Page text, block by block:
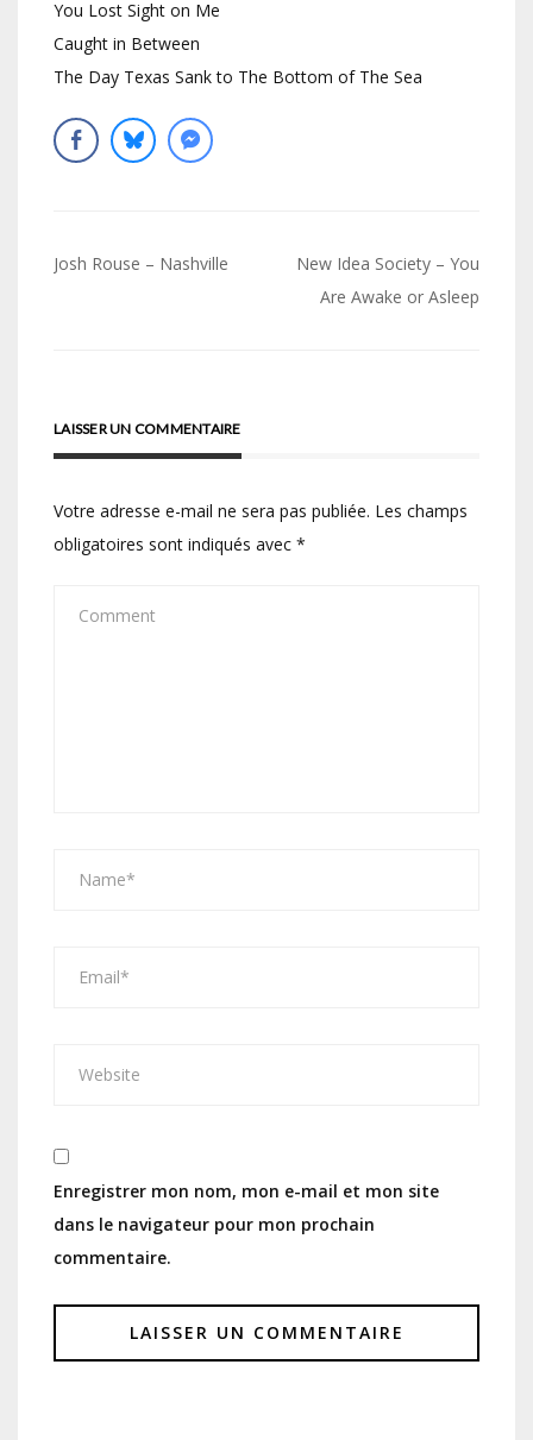
You Lost Sight on Me
Caught in Between
The Day Texas Sank to The Bottom of The Sea
Navigation
Josh Rouse – Nashville
New Idea Society – You
Are Awake or Asleep
LAISSER UN COMMENTAIRE
Votre adresse e-mail ne sera pas publiée. Les champs
obligatoires sont indiqués avec *
Enregistrer mon nom, mon e-mail et mon site
dans le navigateur pour mon prochain
commentaire.